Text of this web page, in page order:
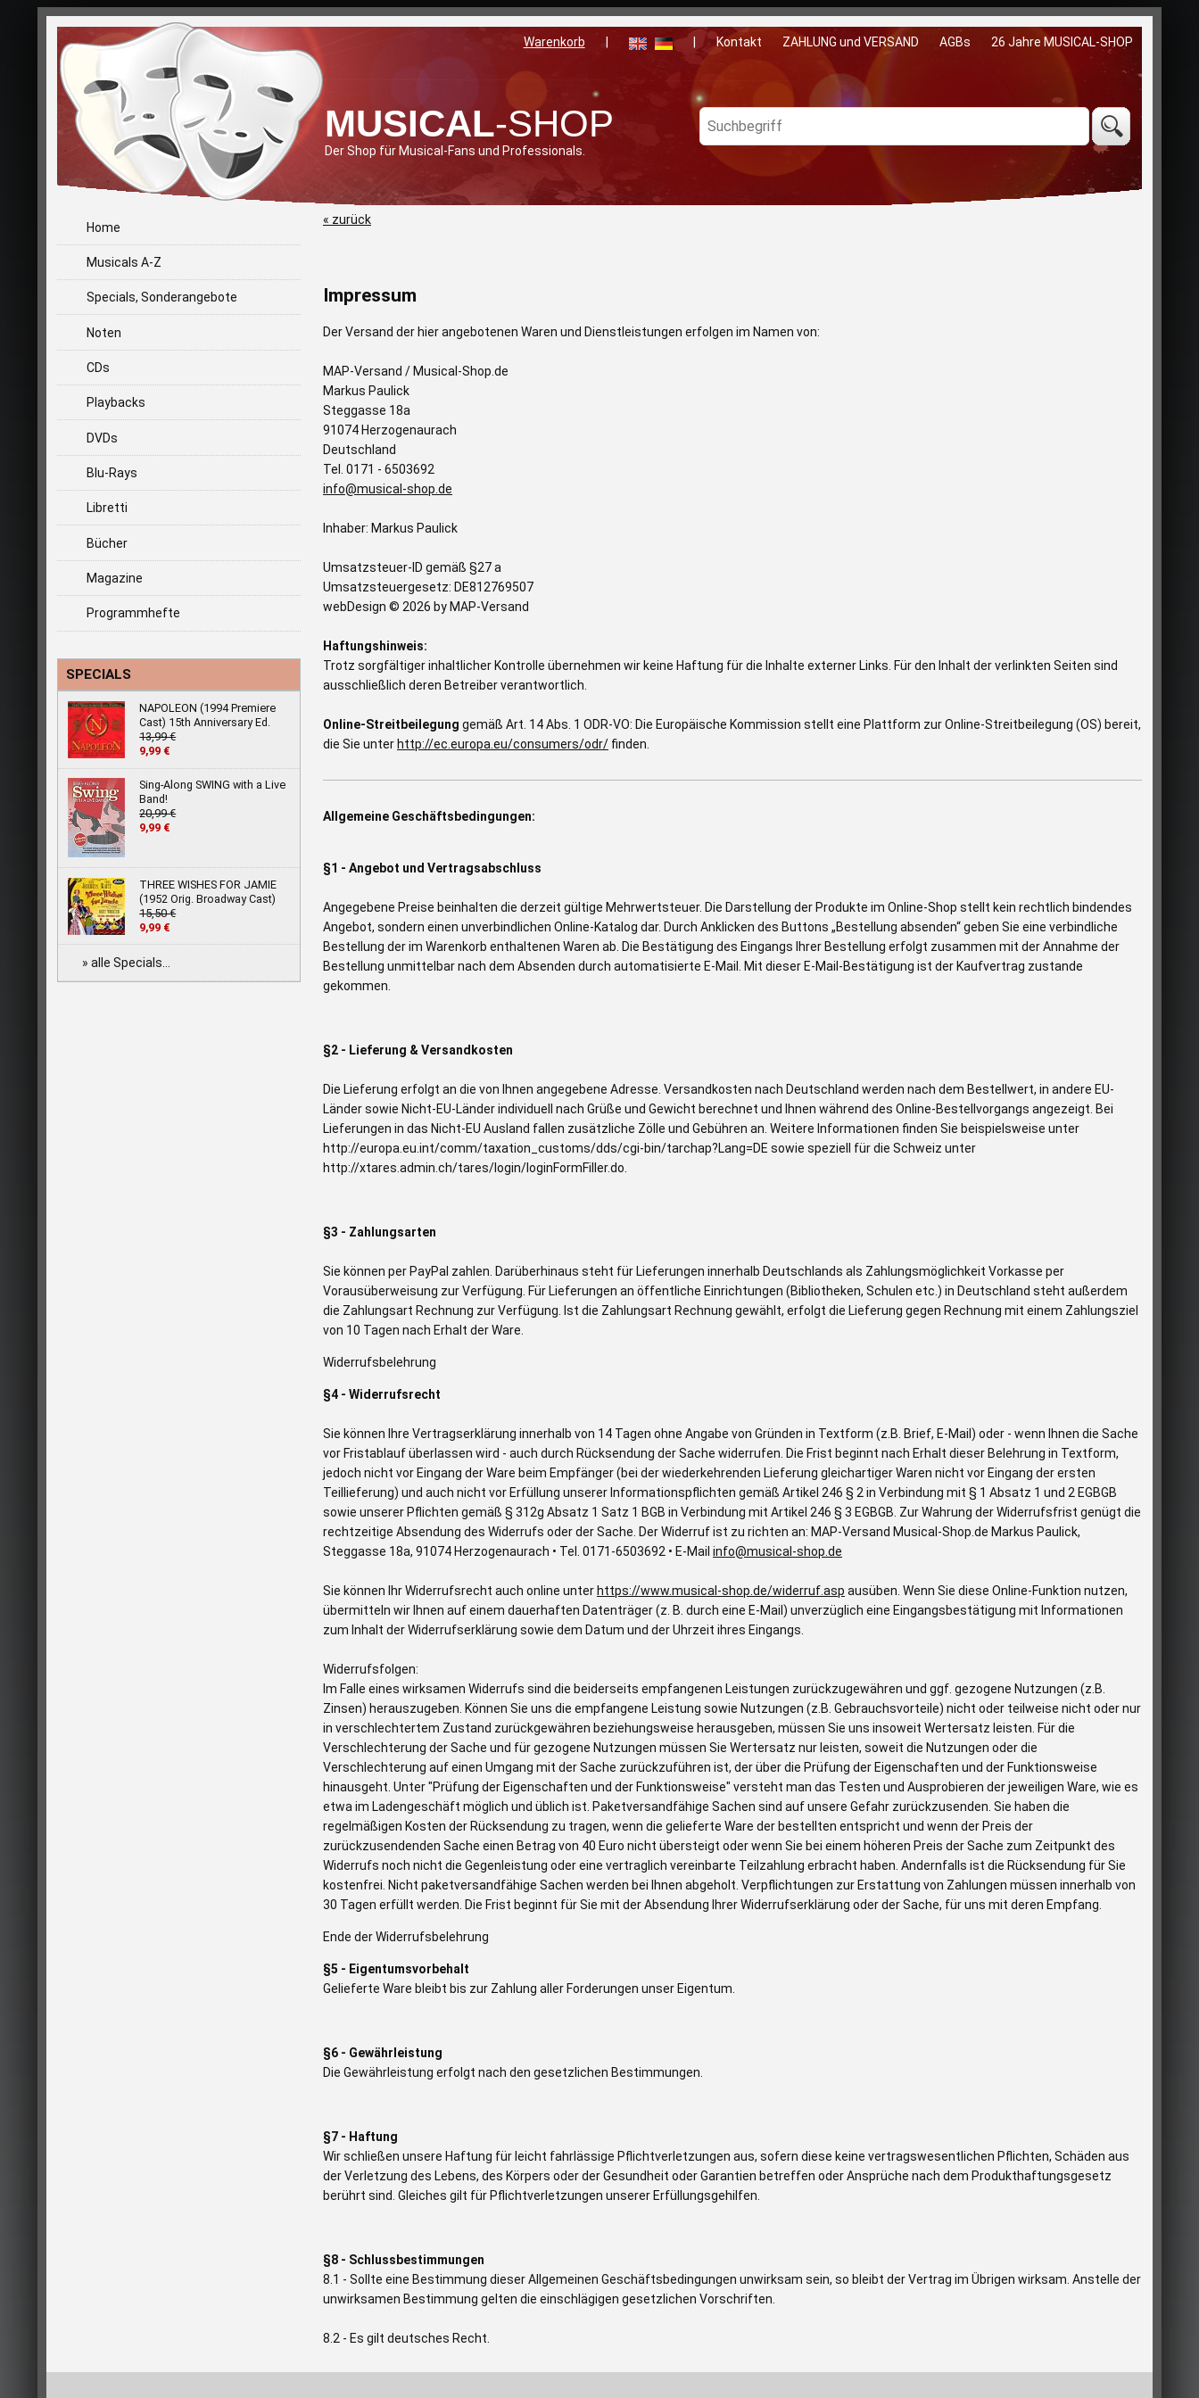
MUSICAL-SHOP
Warenkorb Kontakt ZAHLUNG und VERSAND AGBs 26 Jahre MUSICAL-SHOP
Der Shop für Musical-Fans und Professionals.
Home
Musicals A-Z
Specials, Sonderangebote
Noten
CDs
Playbacks
DVDs
Blu-Rays
Libretti
Bücher
Magazine
Programmhefte
SPECIALS
NAPOLEON (1994 Premiere
Cast) 15th Anniversary Ed.
13,99 €
9,99 €
Sing-Along SWING with a Live
Band!
20,99 €
9,99 €
THREE WISHES FOR JAMIE
(1952 Orig. Broadway Cast)
15,50 €
9,99 €
» alle Specials...
« zurück
Impressum
Der Versand der hier angebotenen Waren und Dienstleistungen erfolgen im Namen von:
MAP-Versand / Musical-Shop.de
Markus Paulick
Steggasse 18a
91074 Herzogenaurach
Deutschland
Tel. 0171 - 6503692
info@musical-shop.de
Inhaber: Markus Paulick
Umsatzsteuer-ID gemäß §27 a
Umsatzsteuergesetz: DE812769507
webDesign © 2026 by MAP-Versand
Haftungshinweis:
Trotz sorgfältiger inhaltlicher Kontrolle übernehmen wir keine Haftung für die Inhalte externer Links. Für den Inhalt der verlinkten Seiten sind
ausschließlich deren Betreiber verantwortlich.
Online-Streitbeilegung gemäß Art. 14 Abs. 1 ODR-VO: Die Europäische Kommission stellt eine Plattform zur Online-Streitbeilegung (OS) bereit,
die Sie unter http://ec.europa.eu/consumers/odr/ finden.
Allgemeine Geschäftsbedingungen:
§1 - Angebot und Vertragsabschluss
Angegebene Preise beinhalten die derzeit gültige Mehrwertsteuer. Die Darstellung der Produkte im Online-Shop stellt kein rechtlich bindendes
Angebot, sondern einen unverbindlichen Online-Katalog dar. Durch Anklicken des Buttons „Bestellung absenden“ geben Sie eine verbindliche
Bestellung der im Warenkorb enthaltenen Waren ab. Die Bestätigung des Eingangs Ihrer Bestellung erfolgt zusammen mit der Annahme der
Bestellung unmittelbar nach dem Absenden durch automatisierte E-Mail. Mit dieser E-Mail-Bestätigung ist der Kaufvertrag zustande
gekommen.
§2 - Lieferung & Versandkosten
Die Lieferung erfolgt an die von Ihnen angegebene Adresse. Versandkosten nach Deutschland werden nach dem Bestellwert, in andere EU-
Länder sowie Nicht-EU-Länder individuell nach Grüße und Gewicht berechnet und Ihnen während des Online-Bestellvorgangs angezeigt. Bei
Lieferungen in das Nicht-EU Ausland fallen zusätzliche Zölle und Gebühren an. Weitere Informationen finden Sie beispielsweise unter
http://europa.eu.int/comm/taxation_customs/dds/cgi-bin/tarchap?Lang=DE sowie speziell für die Schweiz unter
http://xtares.admin.ch/tares/login/loginFormFiller.do.
§3 - Zahlungsarten
Sie können per PayPal zahlen. Darüberhinaus steht für Lieferungen innerhalb Deutschlands als Zahlungsmöglichkeit Vorkasse per
Vorausüberweisung zur Verfügung. Für Lieferungen an öffentliche Einrichtungen (Bibliotheken, Schulen etc.) in Deutschland steht außerdem
die Zahlungsart Rechnung zur Verfügung. Ist die Zahlungsart Rechnung gewählt, erfolgt die Lieferung gegen Rechnung mit einem Zahlungsziel
von 10 Tagen nach Erhalt der Ware.
Widerrufsbelehrung
§4 - Widerrufsrecht
Sie können Ihre Vertragserklärung innerhalb von 14 Tagen ohne Angabe von Gründen in Textform (z.B. Brief, E-Mail) oder - wenn Ihnen die Sache
vor Fristablauf überlassen wird - auch durch Rücksendung der Sache widerrufen. Die Frist beginnt nach Erhalt dieser Belehrung in Textform,
jedoch nicht vor Eingang der Ware beim Empfänger (bei der wiederkehrenden Lieferung gleichartiger Waren nicht vor Eingang der ersten
Teillieferung) und auch nicht vor Erfüllung unserer Informationspflichten gemäß Artikel 246 § 2 in Verbindung mit § 1 Absatz 1 und 2 EGBGB
sowie unserer Pflichten gemäß § 312g Absatz 1 Satz 1 BGB in Verbindung mit Artikel 246 § 3 EGBGB. Zur Wahrung der Widerrufsfrist genügt die
rechtzeitige Absendung des Widerrufs oder der Sache. Der Widerruf ist zu richten an: MAP-Versand Musical-Shop.de Markus Paulick,
Steggasse 18a, 91074 Herzogenaurach • Tel. 0171-6503692 • E-Mail info@musical-shop.de
Sie können Ihr Widerrufsrecht auch online unter https://www.musical-shop.de/widerruf.asp ausüben. Wenn Sie diese Online-Funktion nutzen,
übermitteln wir Ihnen auf einem dauerhaften Datenträger (z. B. durch eine E-Mail) unverzüglich eine Eingangsbestätigung mit Informationen
zum Inhalt der Widerrufserklärung sowie dem Datum und der Uhrzeit ihres Eingangs.
Widerrufsfolgen:
Im Falle eines wirksamen Widerrufs sind die beiderseits empfangenen Leistungen zurückzugewähren und ggf. gezogene Nutzungen (z.B.
Zinsen) herauszugeben. Können Sie uns die empfangene Leistung sowie Nutzungen (z.B. Gebrauchsvorteile) nicht oder teilweise nicht oder nur
in verschlechtertem Zustand zurückgewähren beziehungsweise herausgeben, müssen Sie uns insoweit Wertersatz leisten. Für die
Verschlechterung der Sache und für gezogene Nutzungen müssen Sie Wertersatz nur leisten, soweit die Nutzungen oder die
Verschlechterung auf einen Umgang mit der Sache zurückzuführen ist, der über die Prüfung der Eigenschaften und der Funktionsweise
hinausgeht. Unter "Prüfung der Eigenschaften und der Funktionsweise" versteht man das Testen und Ausprobieren der jeweiligen Ware, wie es
etwa im Ladengeschäft möglich und üblich ist. Paketversandfähige Sachen sind auf unsere Gefahr zurückzusenden. Sie haben die
regelmäßigen Kosten der Rücksendung zu tragen, wenn die gelieferte Ware der bestellten entspricht und wenn der Preis der
zurückzusendenden Sache einen Betrag von 40 Euro nicht übersteigt oder wenn Sie bei einem höheren Preis der Sache zum Zeitpunkt des
Widerrufs noch nicht die Gegenleistung oder eine vertraglich vereinbarte Teilzahlung erbracht haben. Andernfalls ist die Rücksendung für Sie
kostenfrei. Nicht paketversandfähige Sachen werden bei Ihnen abgeholt. Verpflichtungen zur Erstattung von Zahlungen müssen innerhalb von
30 Tagen erfüllt werden. Die Frist beginnt für Sie mit der Absendung Ihrer Widerrufserklärung oder der Sache, für uns mit deren Empfang.
Ende der Widerrufsbelehrung
§5 - Eigentumsvorbehalt
Gelieferte Ware bleibt bis zur Zahlung aller Forderungen unser Eigentum.
§6 - Gewährleistung
Die Gewährleistung erfolgt nach den gesetzlichen Bestimmungen.
§7 - Haftung
Wir schließen unsere Haftung für leicht fahrlässige Pflichtverletzungen aus, sofern diese keine vertragswesentlichen Pflichten, Schäden aus
der Verletzung des Lebens, des Körpers oder der Gesundheit oder Garantien betreffen oder Ansprüche nach dem Produkthaftungsgesetz
berührt sind. Gleiches gilt für Pflichtverletzungen unserer Erfüllungsgehilfen.
§8 - Schlussbestimmungen
8.1 - Sollte eine Bestimmung dieser Allgemeinen Geschäftsbedingungen unwirksam sein, so bleibt der Vertrag im Übrigen wirksam. Anstelle der
unwirksamen Bestimmung gelten die einschlägigen gesetzlichen Vorschriften.
8.2 - Es gilt deutsches Recht.